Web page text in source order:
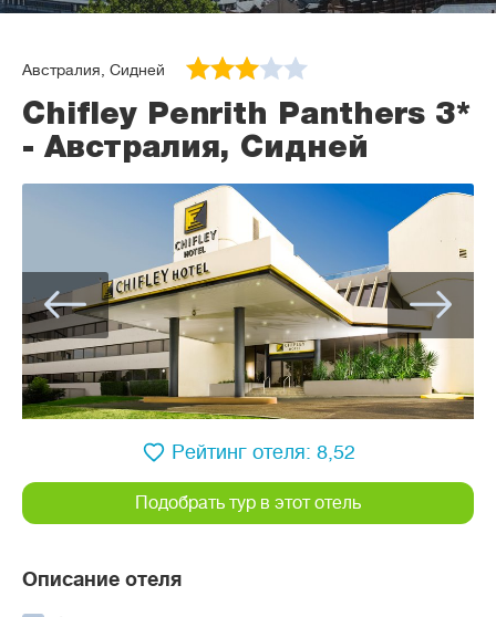
Австралия, Сидней
Chifley Penrith Panthers 3*
- Австралия, Сидней
Описание отеля
Рейтинг отеля: 8,52
Подобрать тур в этот отель